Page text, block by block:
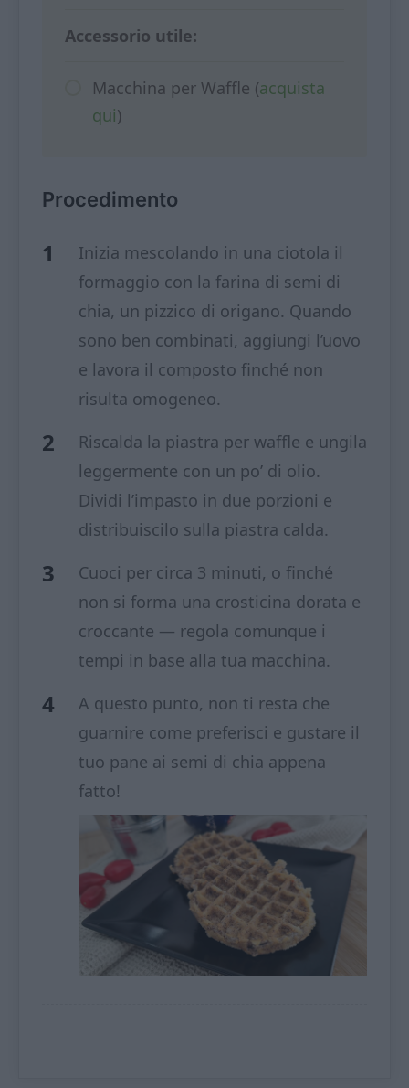
Accessorio utile:
Macchina per Waffle (acquista
qui)
Procedimento
Inizia mescolando in una ciotola il
formaggio con la farina di semi di
chia, un pizzico di origano. Quando
sono ben combinati, aggiungi l’uovo
e lavora il composto finché non
risulta omogeneo.
Riscalda la piastra per waffle e ungila
leggermente con un po’ di olio.
Dividi l’impasto in due porzioni e
distribuiscilo sulla piastra calda.
Cuoci per circa 3 minuti, o finché
non si forma una crosticina dorata e
croccante — regola comunque i
tempi in base alla tua macchina.
A questo punto, non ti resta che
guarnire come preferisci e gustare il
tuo pane ai semi di chia appena
fatto!